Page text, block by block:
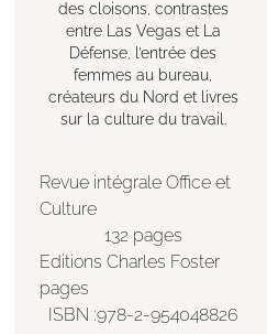
des cloisons, contrastes
entre Las Vegas et La
Défense, l’entrée des
femmes au bureau,
créateurs du Nord et livres
sur la culture du travail.
Revue intégrale Office et
Culture
132 pages
Editions Charles Foster
pages
ISBN :978-2-954048826